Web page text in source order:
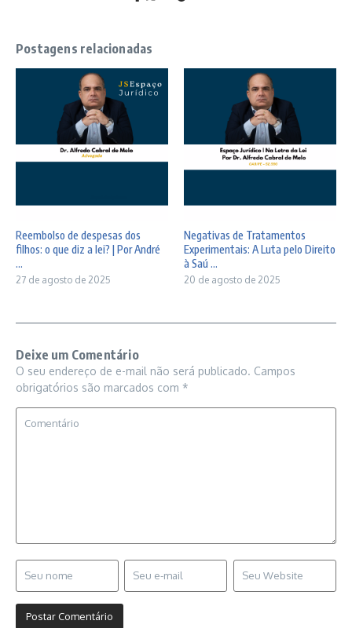
Postagens relacionadas
Reembolso de despesas dos
filhos: o que diz a lei? | Por André
...
27 de agosto de 2025
Negativas de Tratamentos
Experimentais: A Luta pelo Direito
à Saú ...
20 de agosto de 2025
Deixe um Comentário
O seu endereço de e-mail não será publicado. Campos
obrigatórios são marcados com *